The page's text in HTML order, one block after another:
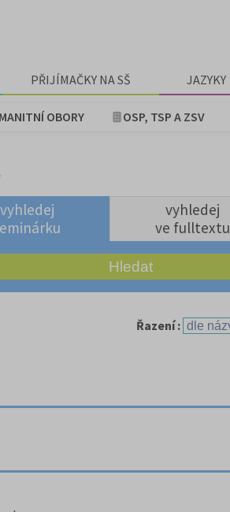
PŘIJÍMAČKY NA SŠ JAZYKY
OBORY OSP, TSP A ZSV
vyhledej
vyhledej
ve fulltextu
Řazení :